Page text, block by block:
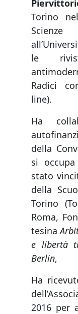
Torino
le
Radici
line).
Ha
della
si
stato
della
Torino
Roma,
tesina
e libertà
Berlin,
Ha
2016 per